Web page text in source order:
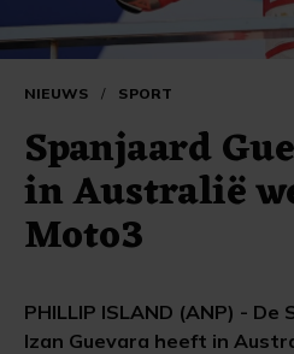
NIEUWS / SPORT
Spanjaard
in Australië
Moto3
PHILLIP ISLAND (ANP) -
Izan Guevara heeft in